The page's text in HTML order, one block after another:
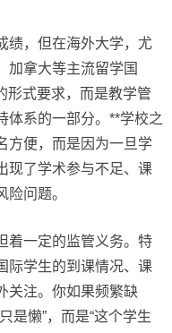
绩，但在海外大学，尤
加拿大等主流留学国
形式要求，而是教学管
体系的一部分。**学校之
方便，而是因为一旦学
现了学术参与不足、课
问题。
着一定的监管义务。特
际学生的到课情况、课
关注。你如果频繁缺
是懒”，而是“这个学生